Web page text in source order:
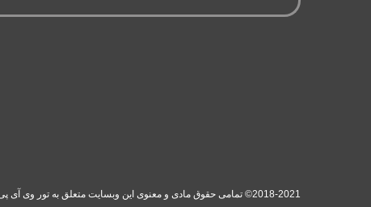
2018-2021© تمامی حقوق مادی و معنوی این وبسایت متعلق به تور وی آی پی (سفر های دلربا ایرانیان) می‌باشد. (ورژن 1.00.11)